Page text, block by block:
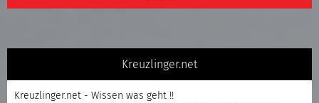
Kreuzlinger.net
Kreuzlinger.net - Wissen was geht !!